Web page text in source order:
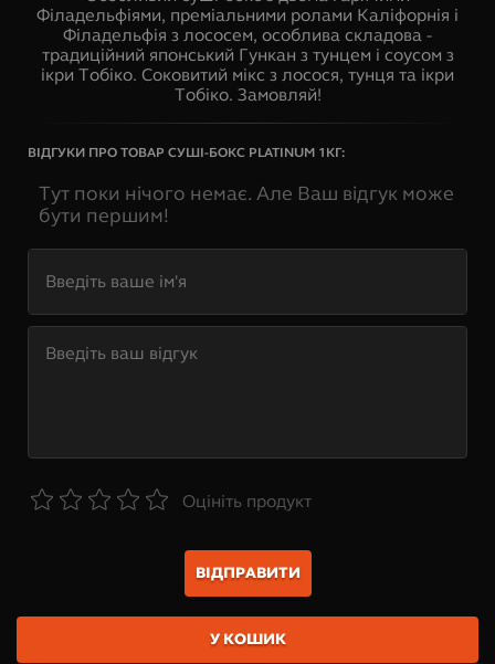
У КОШИК
Філадельфіями, преміальними ролами Каліфорнія і
Філадельфія з лососем, особлива складова -
традиційний японський Гункан з тунцем і соусом з
ікри Тобіко. Соковитий мікс з лосося, тунця та ікри
Тобіко. Замовляй!
ВІДГУКИ ПРО ТОВАР СУШІ-БОКС PLATINUM 1КГ:
Тут поки нічого немає. Але Ваш відгук може
бути першим!
Оцініть продукт
ВІДПРАВИТИ